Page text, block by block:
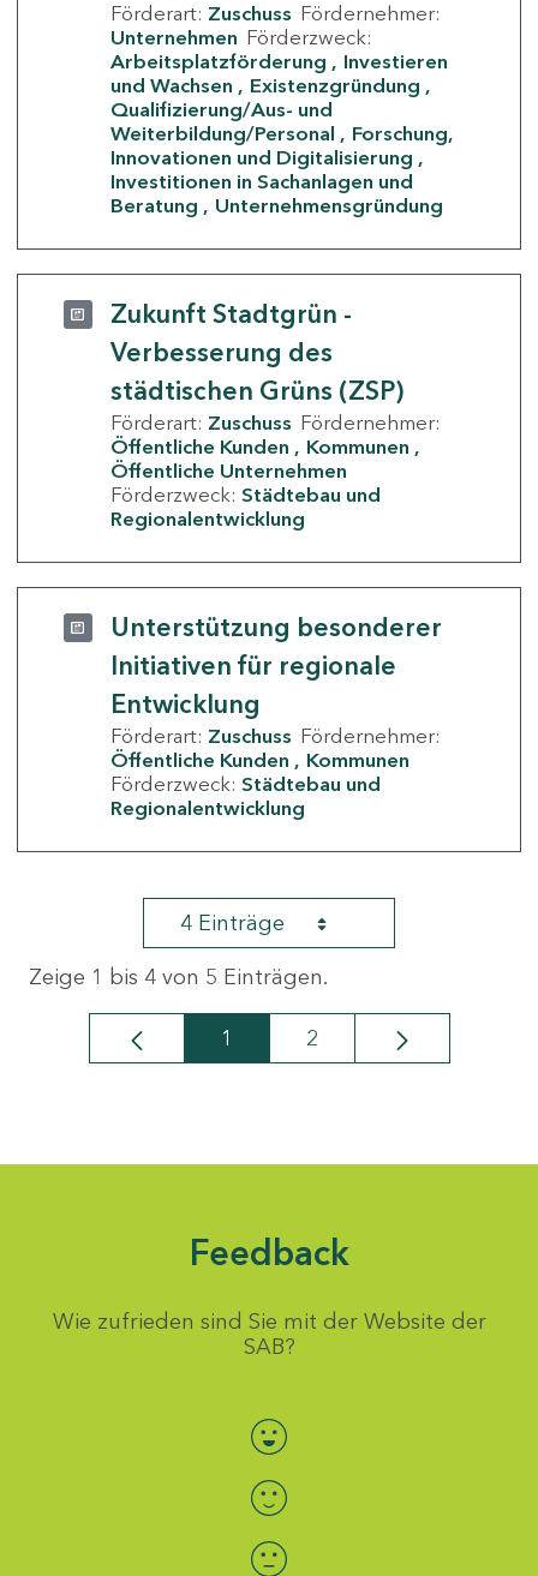
Förderart: Zuschuss Fördernehmer:
Unternehmen Förderzweck:
Arbeitsplatzförderung
Investieren
und Wachsen
Existenzgründung
Qualifizierung/Aus- und
Weiterbildung/Personal
Forschung,
Innovationen und Digitalisierung
Investitionen in Sachanlagen und
Beratung
Unternehmensgründung
Zukunft Stadtgrün -
Verbesserung des
städtischen Grüns (ZSP)
Förderart: Zuschuss Fördernehmer:
Öffentliche Kunden
Kommunen
Öffentliche Unternehmen
Förderzweck: Städtebau und
Regionalentwicklung
Unterstützung besonderer
Initiativen für regionale
Entwicklung
Förderart: Zuschuss Fördernehmer:
Öffentliche Kunden
Kommunen
Förderzweck: Städtebau und
Regionalentwicklung
4 Einträge
Zeige 1 bis 4 von 5 Einträgen.
Seite
1 Seite
2
Feedback
Wie zufrieden sind Sie mit der Website der
SAB?
Bewertung auswählen